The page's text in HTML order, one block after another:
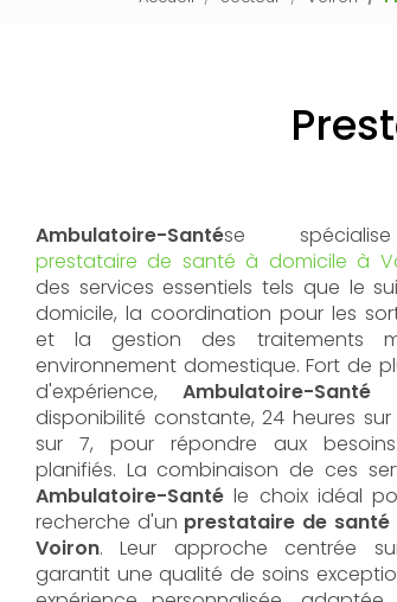
Ambulatoire-Santése
prestataire de santé à domicile à
des services essentiels tels que le
domicile, la coordination pour les
et la gestion des traitements
environnement domestique. Fort de
d'expérience,Ambulatoire-Santé
disponibilité constante, 24 heures
sur 7, pour répondre aux
planifiés. La combinaison de ces
Ambulatoire-Santé le choix idéal
recherche d'un prestataire de santé
Voiron. Leur approche centrée
garantit une qualité de soins